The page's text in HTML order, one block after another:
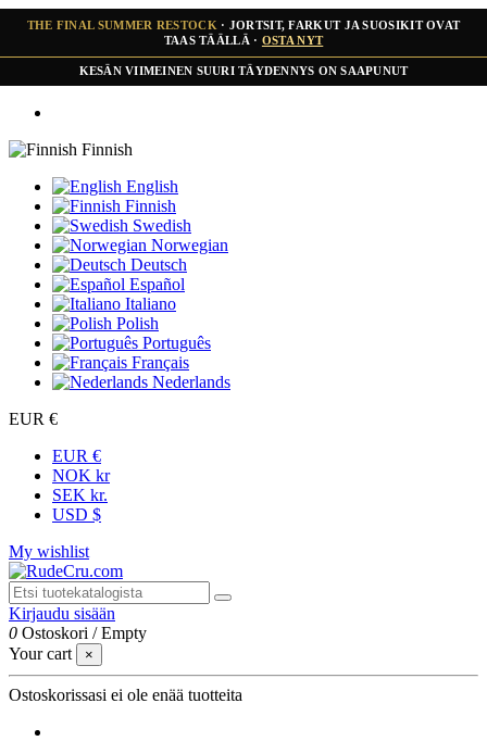
THE FINAL SUMMER RESTOCK · JORTSIT, FARKUT JA SUOSIKIT OVAT
TAAS TÄÄLLÄ · OSTA NYT
KESÄN VIIMEINEN SUURI TÄYDENNYS ON SAAPUNUT
Finnish
English
Finnish
Swedish
Norwegian
Deutsch
Español
Italiano
Polish
Português
Français
Nederlands
EUR €
EUR €
NOK kr
SEK kr.
USD $
My wishlist
Kirjaudu sisään
0 Ostoskori /Empty
Your cart
×
Ostoskorissasi ei ole enää tuotteita